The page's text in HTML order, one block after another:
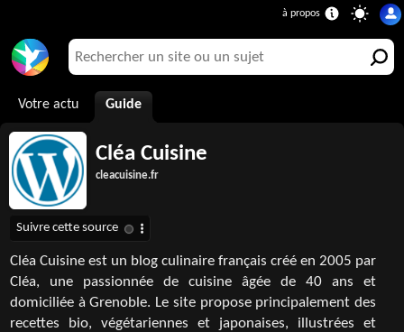
Votre actu Guide
Cléa Cuisine
cleacuisine.fr
Cléa Cuisine est un blog culinaire français créé en 2005 par
Cléa, une passionnée de cuisine âgée de 40 ans et
domiciliée à Grenoble. Le site propose principalement des
recettes bio, végétariennes et japonaises, illustrées et